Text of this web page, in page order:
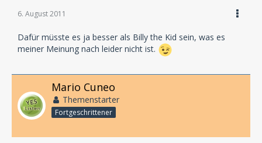
6. August 2011
Dafür müsste es ja besser als Billy the Kid sein, was es
meiner Meinung nach leider nicht ist.
Mario Cuneo
Themenstarter
Fortgeschrittener